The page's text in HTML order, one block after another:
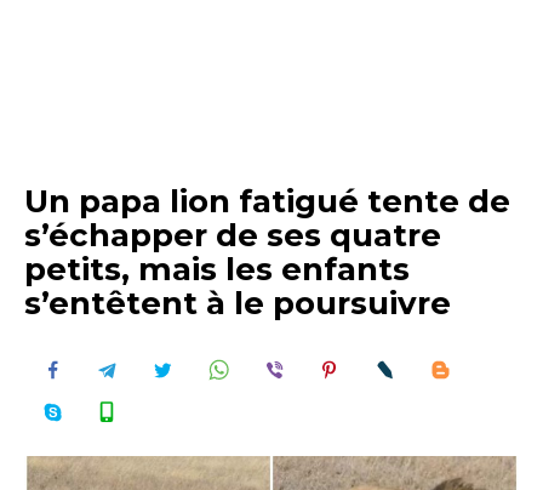
Un papa lion fatigué tente de
s’échapper de ses quatre
petits, mais les enfants
s’entêtent à le poursuivre